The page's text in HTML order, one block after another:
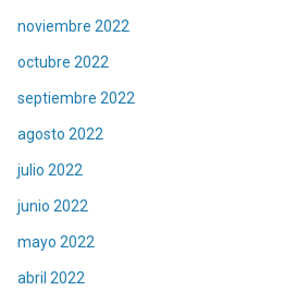
noviembre 2022
octubre 2022
septiembre 2022
agosto 2022
julio 2022
junio 2022
mayo 2022
abril 2022